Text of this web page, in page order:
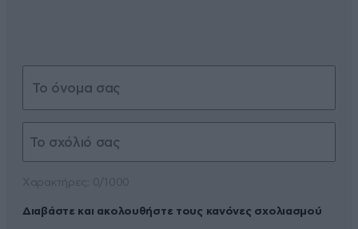
Διαβάστε και ακολουθήστε τους κανόνες σχολιασμού